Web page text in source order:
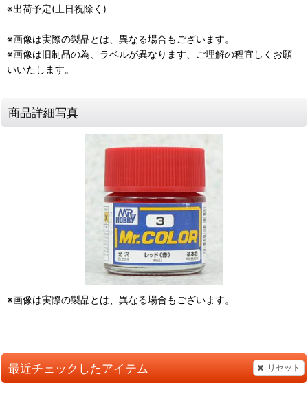
※出荷予定(土日祝除く)
※画像は実際の製品とは、異なる場合もございます。
※画像は旧制品の為、ラベルが異なります、ご理解の程宜しくお願
いいたします。
商品詳細写真
※画像は実際の製品とは、異なる場合もございます。
最近チェックしたアイテム リセット